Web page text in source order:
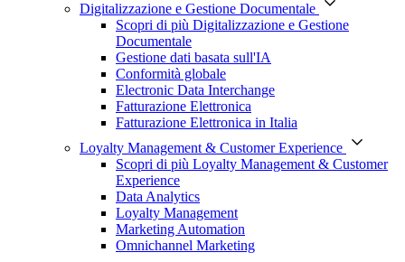
Digitalizzazione e Gestione Documentale
Scopri di più Digitalizzazione e Gestione
Documentale
Gestione dati basata sull'IA
Conformità globale
Electronic Data Interchange
Fatturazione Elettronica
Fatturazione Elettronica in Italia
Loyalty Management & Customer Experience
Scopri di più Loyalty Management & Customer
Experience
Data Analytics
Loyalty Management
Marketing Automation
Omnichannel Marketing